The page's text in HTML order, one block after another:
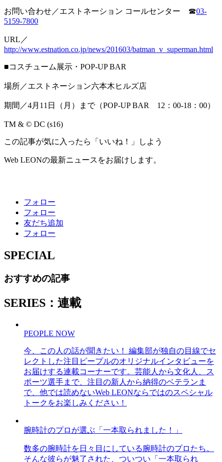
お問い合わせ／エストネーション コールセンター ☎03-
5159-7800
URL／
http://www.estnation.co.jp/news/201603/batman_v_superman.html
■コスチューム展示・POP-UP BAR
場所／エストネーション六本木ヒルズ店
期間／4月11日（月）まで（POP-UP BAR 12：00-18：00）
TM & © DC (s16)
この記事が気に入ったら「いいね！」しよう
Web LEONの最新ニュースをお届けします。
フォロー
フォロー
友だち追加
フォロー
SPECIAL
おすすめの記事
SERIES：連載
PEOPLE NOW
今、この人の話が聞きたい！ 編集部が独自の目線でセ
レクトした注目ピープルのオリジナルインタビューを
お届けする連載コーナーです。芸能人から文化人、ス
ポーツ選手まで、注目の新人から納得のベテランま
で、他では読めないWeb LEONならではのスペシャル
トークをお楽しみください！
腕時計のプロが選ぶ「一本取られました！」
数多の腕時計を日々目にしている腕時計のプロたち。
そんな彼らが魅了された、ついつい「一本取られ